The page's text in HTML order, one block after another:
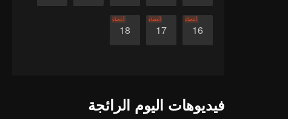
16
أعضاء
17
أعضاء
18
أعضاء
فيديوهات اليوم الرائجة